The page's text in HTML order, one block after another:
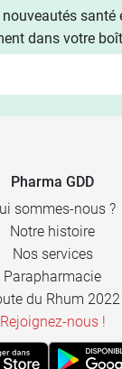
9 CH
santé
dans votre
Pharma GDD
sommes-nous ?
Notre histoire
Nos services
Parapharmacie
du Rhum 2022
Rejoignez-nous !